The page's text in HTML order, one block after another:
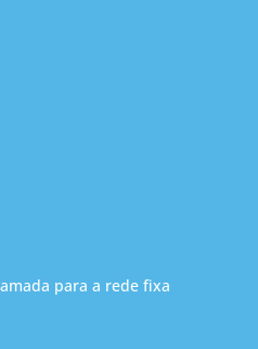
para a rede fixa